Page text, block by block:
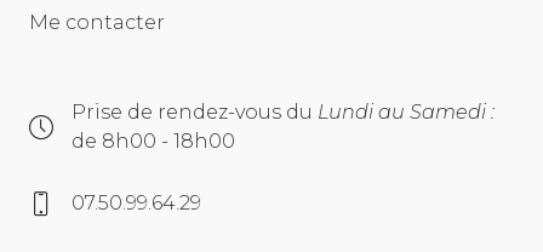
Me contacter
Prise de rendez-vous du Lundi au Samedi :
de 8h00 - 18h00
07.50.99.64.29